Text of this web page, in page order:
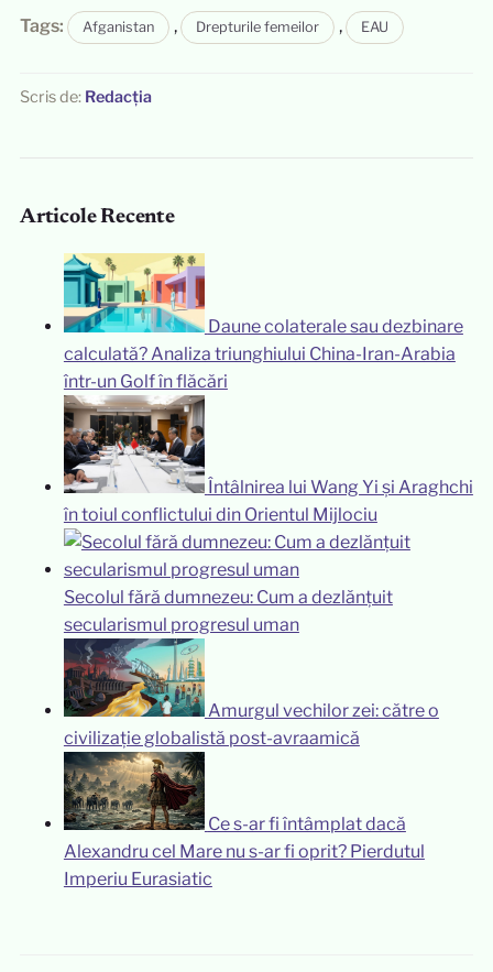
Tags: Afganistan , Drepturile femeilor , EAU
Scris de: Redacția
Articole Recente
Daune colaterale sau dezbinare
calculată? Analiza triunghiului China-Iran-Arabia
într-un Golf în flăcări
Întâlnirea lui Wang Yi și Araghchi
în toiul conflictului din Orientul Mijlociu
Secolul fără dumnezeu: Cum a dezlănțuit
secularismul progresul uman
Amurgul vechilor zei: către o
civilizație globalistă post-avraamică
Ce s-ar fi întâmplat dacă
Alexandru cel Mare nu s-ar fi oprit? Pierdutul
Imperiu Eurasiatic